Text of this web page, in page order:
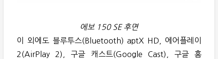
에보 150 SE 후면
이 외에도 블루투스(Bluetooth) aptX HD, 에어플레이
2(AirPlay 2), 구글 캐스트(Google Cast), 구글 홈